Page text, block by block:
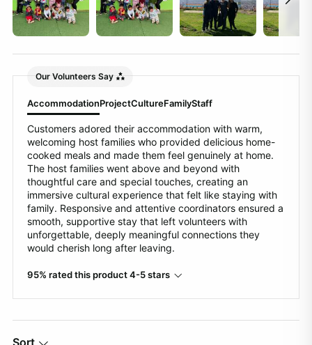
Our Volunteers Say
AccommodationProjectCultureFamilyStaff
Customers adored their accommodation with warm,
welcoming host families who provided delicious home-
cooked meals and made them feel genuinely at home.
The host families went above and beyond with
thoughtful care and special touches, creating an
immersive cultural experience that felt like staying with
family. Responsive and attentive coordinators ensured a
smooth, supportive stay that left volunteers with
unforgettable, deeply meaningful connections they
would cherish long after leaving.
95% rated this product 4-5 stars